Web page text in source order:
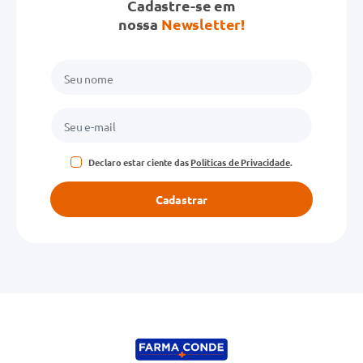
Cadastre-se em
nossa Newsletter!
Declaro estar ciente dasPolíticas de Privacidade.
Cadastrar